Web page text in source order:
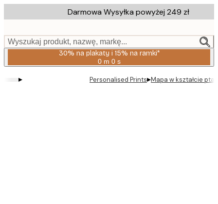
to
content.
Darmowa Wysyłka powyżej 249 zł
Wyszukaj produkt, nazwę, markę...
30% na plakaty i 15% na ramki*
0 m 0 s
Ważny
2026-
▸ Personalised Prints▸Mapa w kształcie